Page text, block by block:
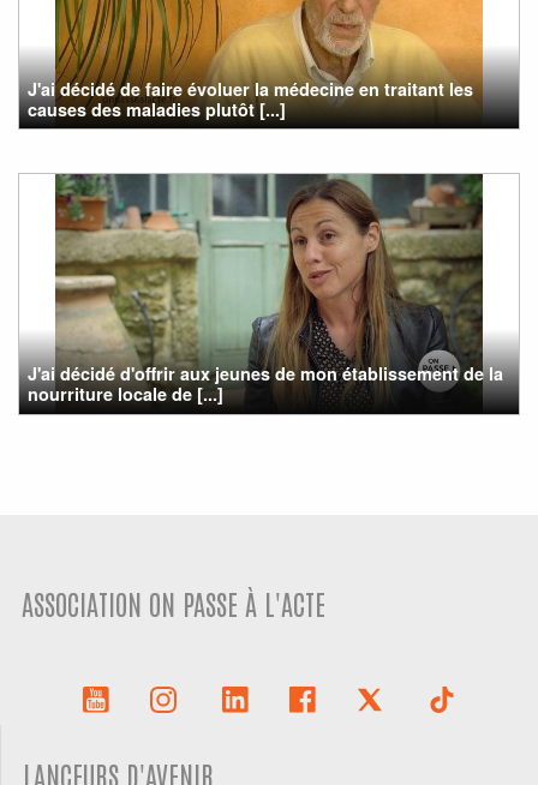
J'ai décidé de faire évoluer la médecine en traitant les
causes des maladies plutôt [...]
J'ai décidé d'offrir aux jeunes de mon établissement de la
nourriture locale de [...]
ASSOCIATION ON PASSE À L'ACTE
LANCEURS D'AVENIR